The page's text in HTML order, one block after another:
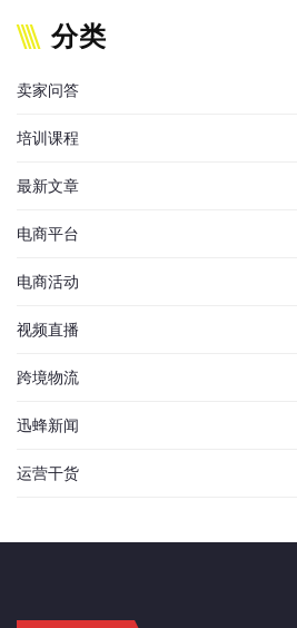
分类
卖家问答
培训课程
最新文章
电商平台
电商活动
视频直播
跨境物流
迅蜂新闻
运营干货